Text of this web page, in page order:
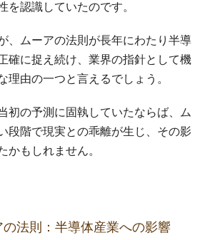
を認識していたのです。
、ムーアの法則が長年にわたり半導
確に捉え続け、業界の指針として機
理由の一つと言えるでしょう。
初の予測に固執していたならば、ム
段階で現実との乖離が生じ、その影
かもしれません。
法則：半導体産業への影響